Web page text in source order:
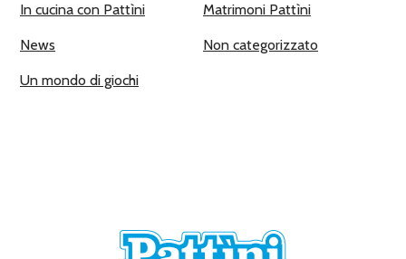
In cucina con Pattìni Matrimoni Pattìni
News Non categorizzato
Un mondo di giochi